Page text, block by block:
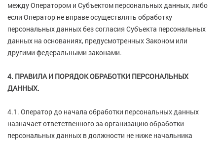
между Оператором и Субъектом персональных данных, либо
если Оператор не вправе осуществлять обработку
персональных данных без согласия Субъекта персональных
данных на основаниях, предусмотренных Законом или
другими федеральными законами.
4. ПРАВИЛА И ПОРЯДОК ОБРАБОТКИ ПЕРСОНАЛЬНЫХ
ДАННЫХ.
4.1. Оператор до начала обработки персональных данных
назначает ответственного за организацию обработки
персональных данных в должности не ниже начальника